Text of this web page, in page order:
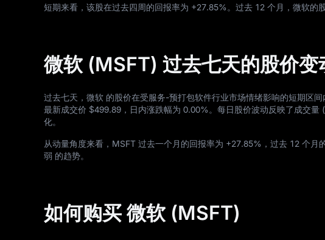
短期来看，该股在过去四周的回报率为 +27.85%。过去 12 个月，微软的
微软 (MSFT) 过去七天的股价变
过去七天，微软 的股价在受服务-预打包软件行业市场情绪影响的短期区
最新成交价 $499.89 ，日内涨跌幅为 0.00%。每日股价波动反映了成交量 (
化。
从动量角度来看，MSFT 过去一个月的回报率为 +27.85% ，过去 12 个月
弱 的趋势。
如何购买 微软 (MSFT)